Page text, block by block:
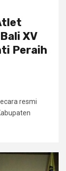
XV
Peraih
resmi